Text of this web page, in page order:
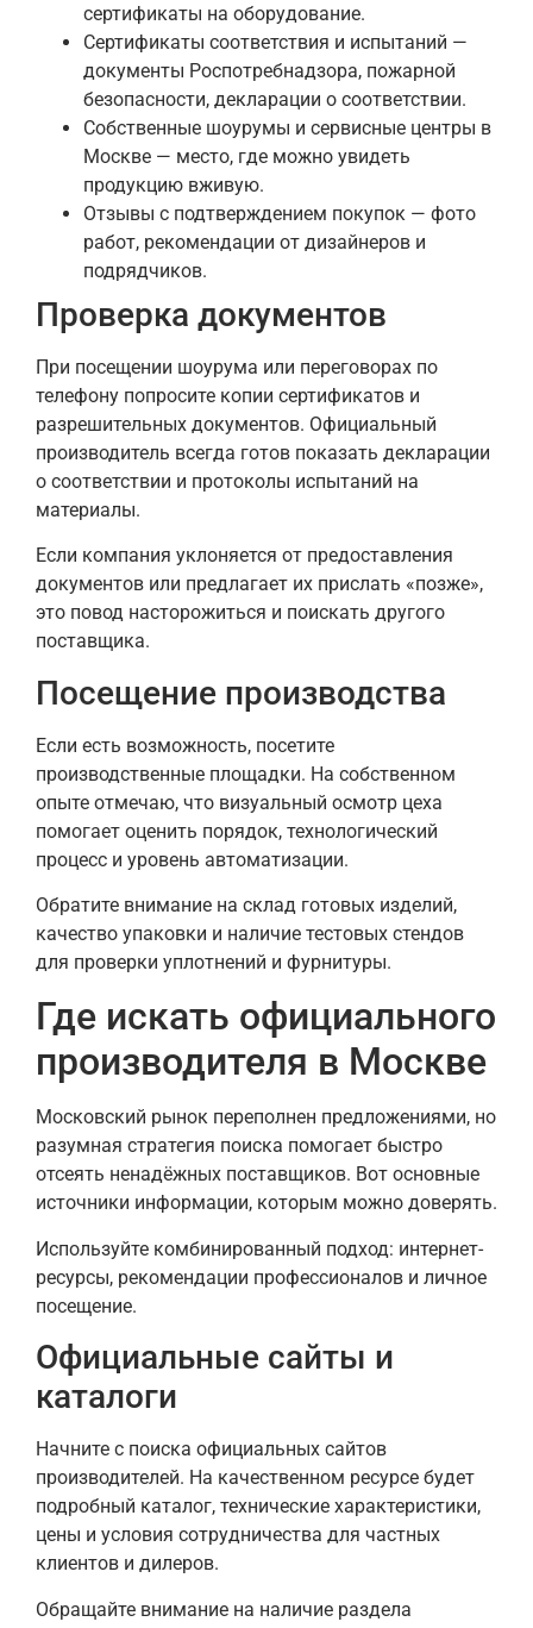
сертификаты на оборудование.
Сертификаты соответствия и испытаний —
документы Роспотребнадзора, пожарной
безопасности, декларации о соответствии.
Собственные шоурумы и сервисные центры в
Москве — место, где можно увидеть
продукцию вживую.
Отзывы с подтверждением покупок — фото
работ, рекомендации от дизайнеров и
подрядчиков.
Проверка документов
При посещении шоурума или переговорах по
телефону попросите копии сертификатов и
разрешительных документов. Официальный
производитель всегда готов показать декларации
о соответствии и протоколы испытаний на
материалы.
Если компания уклоняется от предоставления
документов или предлагает их прислать «позже»,
это повод насторожиться и поискать другого
поставщика.
Посещение производства
Если есть возможность, посетите
производственные площадки. На собственном
опыте отмечаю, что визуальный осмотр цеха
помогает оценить порядок, технологический
процесс и уровень автоматизации.
Обратите внимание на склад готовых изделий,
качество упаковки и наличие тестовых стендов
для проверки уплотнений и фурнитуры.
Где искать официального
производителя в Москве
Московский рынок переполнен предложениями, но
разумная стратегия поиска помогает быстро
отсеять ненадёжных поставщиков. Вот основные
источники информации, которым можно доверять.
Используйте комбинированный подход: интернет-
ресурсы, рекомендации профессионалов и личное
посещение.
Официальные сайты и
каталоги
Начните с поиска официальных сайтов
производителей. На качественном ресурсе будет
подробный каталог, технические характеристики,
цены и условия сотрудничества для частных
клиентов и дилеров.
Обращайте внимание на наличие раздела